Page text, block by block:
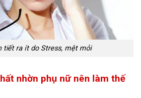
tiết ra ít do Stress, mệt mỏi
nhờn phụ nữ nên làm thế